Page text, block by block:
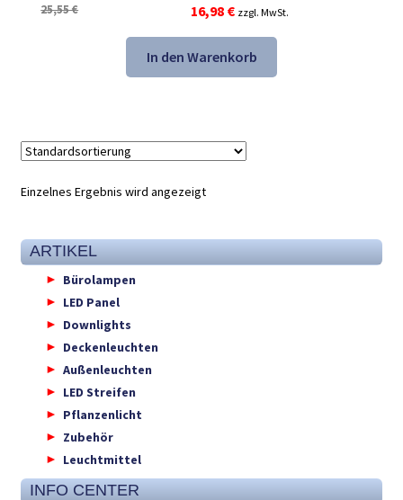
25,55€
Ursprünglicher
Preis
war:
25,55 €
16,98 €Aktueller
Preis
ist:
16,98 €.
zzgl. MwSt.
In den Warenkorb
Einzelnes Ergebnis wird angezeigt
ARTIKEL
Bürolampen
LED Panel
Downlights
Deckenleuchten
Außenleuchten
LED Streifen
Pflanzenlicht
Zubehör
Leuchtmittel
INFO CENTER